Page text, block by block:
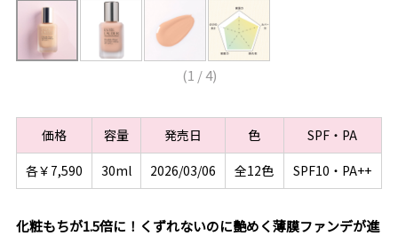
(1 /4)
価格 容量 発売日 色
SPF・PA
各￥7,590
30ml 2026/03/06 全12色 SPF10・PA++
化粧もちが1.5倍に！くずれないのに艶めく薄膜ファンデが進